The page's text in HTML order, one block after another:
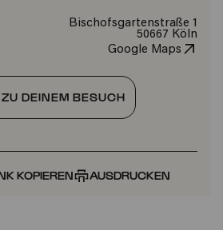
Bischofsgartenstraße 1
50667 Köln
Google Maps
DEINEM BESUCH
KOPIEREN AUSDRUCKEN